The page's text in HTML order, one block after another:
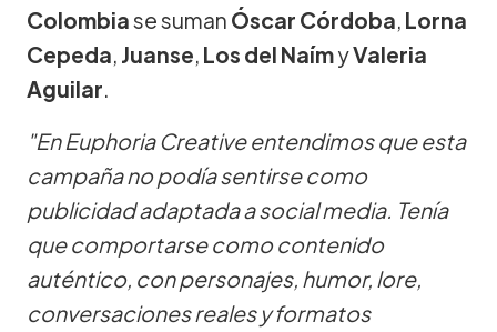
Colombiase suman Óscar Córdoba, Lorna
Cepeda, Juanse, Los del NaímyValeria
Aguilar.
"En Euphoria Creative entendimos que esta
campaña no podía sentirse como
publicidad adaptada a social media. Tenía
que comportarse como contenido
auténtico, con personajes, humor, lore,
conversaciones reales y formatos